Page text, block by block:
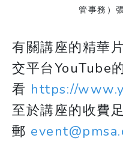
管事務）
有關講座的精華
交平台YouTube
看 https://
至於講座的收費
郵